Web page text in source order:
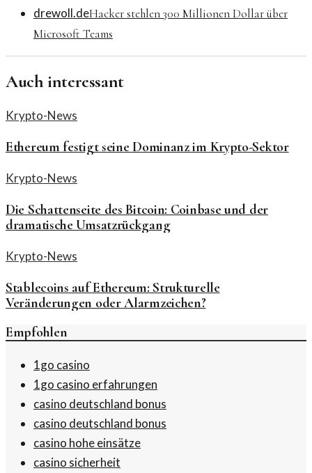
drewoll.deHacker stehlen 300 Millionen Dollar über
Microsoft Teams
Auch interessant
Krypto-News
Ethereum festigt seine Dominanz im Krypto-Sektor
Krypto-News
Die Schattenseite des Bitcoin: Coinbase und der
dramatische Umsatzrückgang
Krypto-News
Stablecoins auf Ethereum: Strukturelle
Veränderungen oder Alarmzeichen?
Empfohlen
1go casino
1go casino erfahrungen
casino deutschland bonus
casino deutschland bonus
casino hohe einsätze
casino sicherheit